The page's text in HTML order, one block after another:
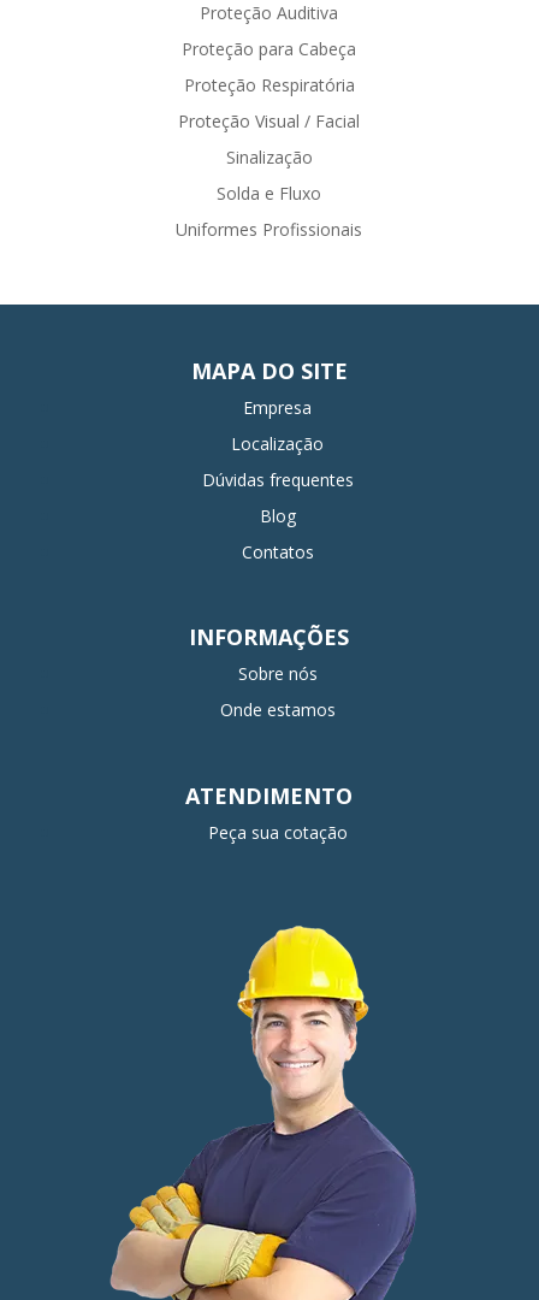
Proteção Auditiva
Proteção para Cabeça
Proteção Respiratória
Proteção Visual / Facial
Sinalização
Solda e Fluxo
Uniformes Profissionais
MAPA DO SITE
Empresa
Localização
Dúvidas frequentes
Blog
Contatos
INFORMAÇÕES
Sobre nós
Onde estamos
ATENDIMENTO
Peça sua cotação